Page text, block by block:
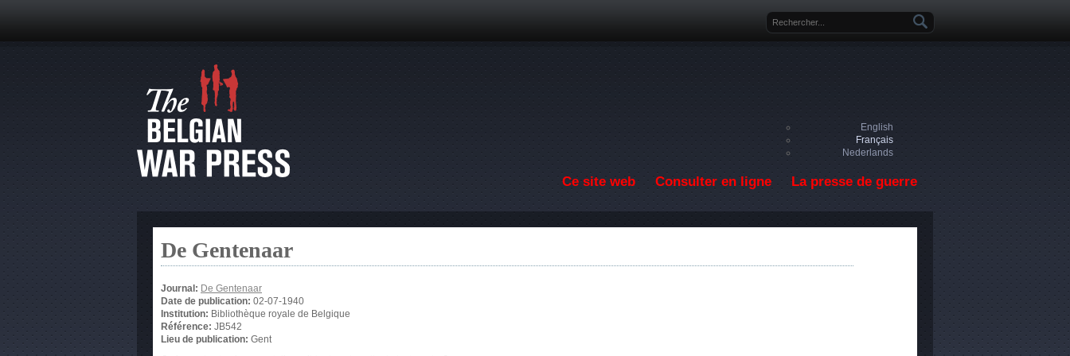
Formulaire de recherche
English
Français
Nederlands
Ce site web Consulter en ligne La presse de guerre
De Gentenaar
Journal: De Gentenaar
Date de publication: 02-07-1940
Institution: Bibliothèque royale de Belgique
Référence: JB542
Lieu de publication: Gent